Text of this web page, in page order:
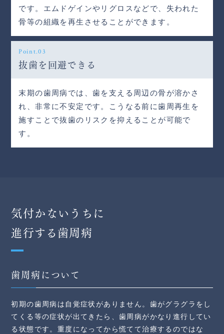
です。エムドゲインやリグロスなどで、失われた
骨等の組織を再生させることができます。
Point.03
抜歯を回避できる
末期の歯周病では、歯を支える周辺の骨が溶かさ
れ、非常に不安定です。こうなる前に歯周再生を
施すことで抜歯のリスクを抑えることが可能で
す。
気付かないうちに
進行する歯周病
歯周病について
初期の歯周病は自覚症状がありません。歯がグラグラをし
てくる等の症状が出てきたら、歯周病がかなり進行してい
る状態です。重度になってから慌てて治療するのではな